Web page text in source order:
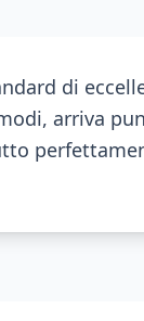
di
arriva